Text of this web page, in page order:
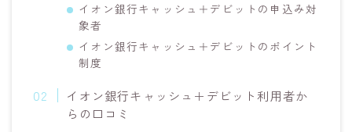
イオン銀行キャッシュ＋デビットの申込み対
象者
イオン銀行キャッシュ＋デビットのポイント
制度
イオン銀行キャッシュ＋デビット利用者か
らの口コミ